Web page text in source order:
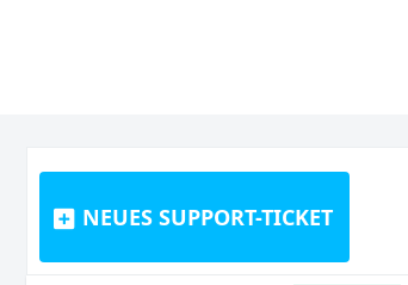
NEUES SUPPORT-TICKET